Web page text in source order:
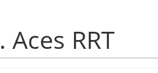
Aces RRT